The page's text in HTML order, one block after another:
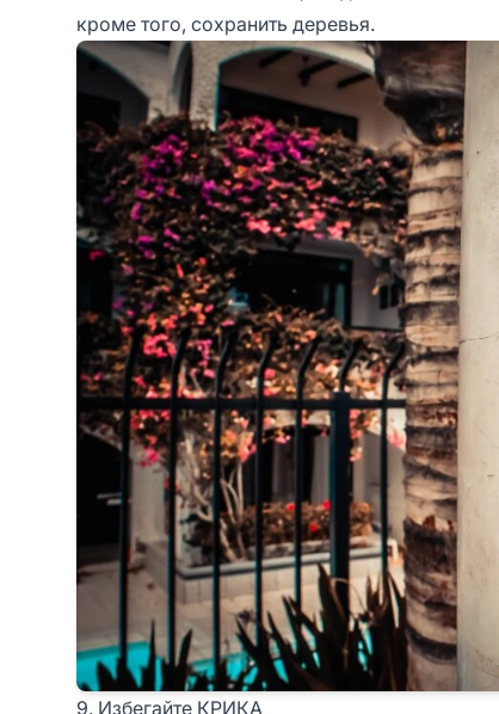
кроме того, сохранить деревья.
9. Избегайте КРИКА